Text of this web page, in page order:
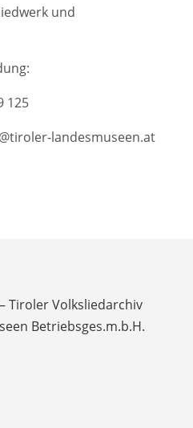
und
125
landesmuseen.at
Tiroler Volksliedarchiv
Betriebsges.m.b.H.